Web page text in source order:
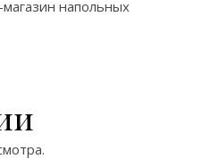
напольных